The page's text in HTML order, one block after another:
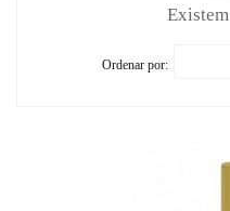
Ordenar por: